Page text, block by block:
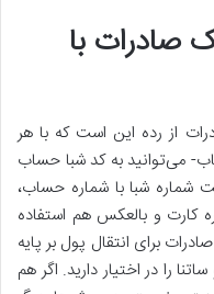
صادرات با
از رده این است که با هر
می‌توانید به کد شبا حساب
شماره شبا با شماره حساب،
کارت و بالعکس هم استفاده
برای انتقال پول بر پایه
را در اختیار دارید. اگر هم